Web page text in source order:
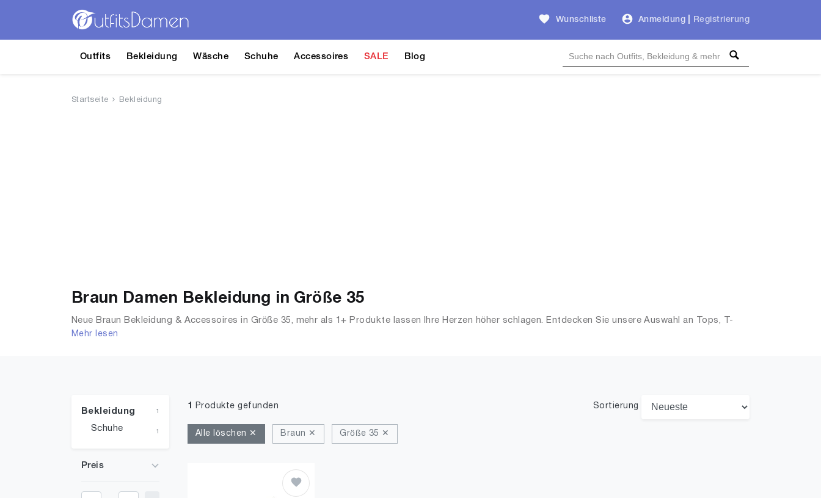
Wunschliste Anmeldung Registrierung
Outfits Bekleidung Wäsche Schuhe Accessoires SALE Blog
Startseite Bekleidung
Braun Damen Bekleidung in Größe 35
Neue Braun Bekleidung & Accessoires in Größe 35, mehr als 1+ Produkte lassen Ihre Herzen höher schlagen. Entdecken Sie unsere Auswahl an Tops, T-
Shirts, Accessoires, Unterwäsche & Dessous, Streetwear, Jacken, Mäntel & Westen und mehr.
Mehr lesen
Bekleidung 1
Schuhe 1
Preis
1 Produkte gefunden Sortierung
Alle löschen ✕ Braun ✕ Größe 35 ✕